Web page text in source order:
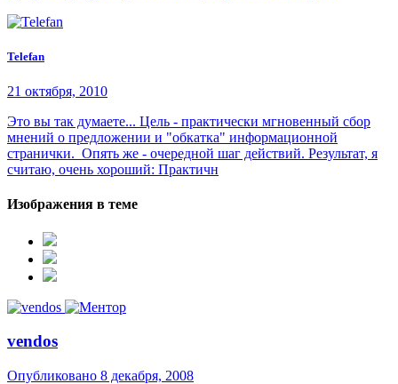
Telefan
21 октября, 2010
Это вы так думаете... Цель - практически мгновенный сбор
мнений о предложении и "обкатка" информационной
странички. Опять же - очередной шаг действий. Результат, я
считаю, очень хороший: Практичн
Изображения в теме
vendos
Опубликовано 8 декабря, 2008